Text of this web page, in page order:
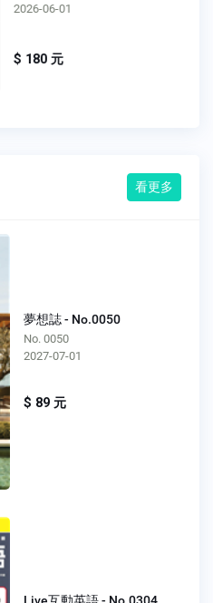
2026-06-01
$ 180 元
看更多
夢想誌 - No.0050
No. 0050
2027-07-01
$ 89 元